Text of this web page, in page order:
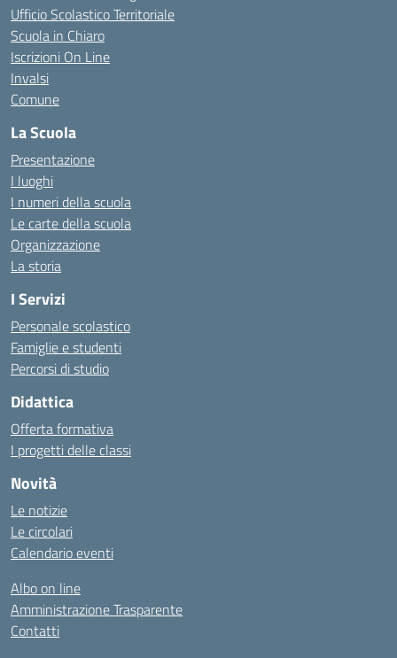
Ufficio Scolastico Territoriale
Scuola in Chiaro
Iscrizioni On Line
Invalsi
Comune
La Scuola
Presentazione
I luoghi
I numeri della scuola
Le carte della scuola
Organizzazione
La storia
I Servizi
Personale scolastico
Famiglie e studenti
Percorsi di studio
Didattica
Offerta formativa
I progetti delle classi
Novità
Le notizie
Le circolari
Calendario eventi
Albo on line
Amministrazione Trasparente
Contatti